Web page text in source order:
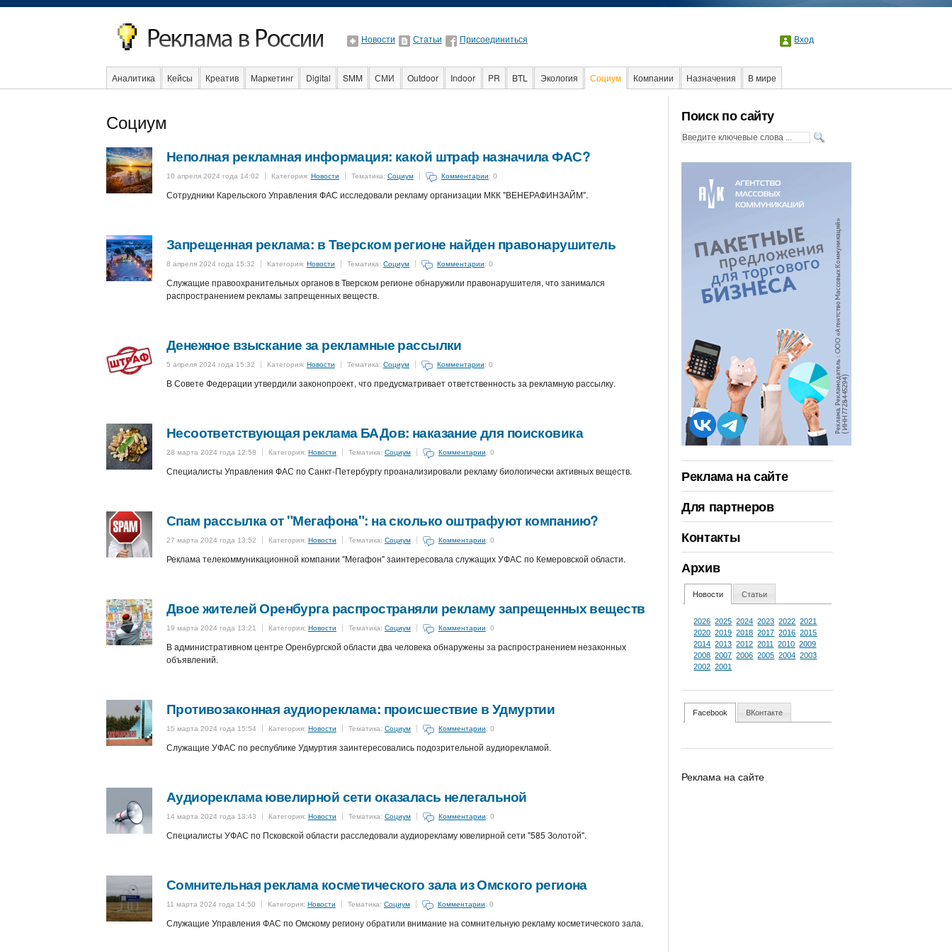
Новости Статьи Присоединиться Вход
Аналитика Кейсы Креатив Маркетинг Digital SMM СМИ Outdoor Indoor PR BTL Экология Социум Компании Назначения
В мире
Образование
Стартапы
Факты Поиск по сайту
Реклама на сайте
Для партнеров
Контакты
Архив
Новости Статьи
2026 2025 2024 2023 2022 2021
2020 2019 2018 2017 2016 2015
2014 2013 2012 2011 2010 2009
2008 2007 2006 2005 2004 2003
2002 2001
Facebook ВКонтакте
Реклама на сайте
Социум
Неполная рекламная информация: какой штраф назначила ФАС?
10 апреля 2024 года 14:02 Категория: Новости Тематика: Социум Комментарии: 0
Сотрудники Карельского Управления ФАС исследовали рекламу организации МКК "ВЕНЕРАФИНЗАЙМ".
Запрещенная реклама: в Тверском регионе найден правонарушитель
8 апреля 2024 года 15:32 Категория: Новости Тематика: Социум Комментарии: 0
Служащие правоохранительных органов в Тверском регионе обнаружили правонарушителя, что занимался
распространением рекламы запрещенных веществ.
Денежное взыскание за рекламные рассылки
5 апреля 2024 года 15:32 Категория: Новости Тематика: Социум Комментарии: 0
В Совете Федерации утвердили законопроект, что предусматривает ответственность за рекламную рассылку.
Несоответствующая реклама БАДов: наказание для поисковика
28 марта 2024 года 12:58 Категория: Новости Тематика: Социум Комментарии: 0
Специалисты Управления ФАС по Санкт-Петербургу проанализировали рекламу биологически активных веществ.
Спам рассылка от "Мегафона": на сколько оштрафуют компанию?
27 марта 2024 года 13:52 Категория: Новости Тематика: Социум Комментарии: 0
Реклама телекоммуникационной компании "Мегафон" заинтересовала служащих УФАС по Кемеровской области.
Двое жителей Оренбурга распространяли рекламу запрещенных веществ
19 марта 2024 года 13:21 Категория: Новости Тематика: Социум Комментарии: 0
В административном центре Оренбургской области два человека обнаружены за распространением незаконных
объявлений.
Противозаконная аудиореклама: происшествие в Удмуртии
15 марта 2024 года 15:54 Категория: Новости Тематика: Социум Комментарии: 0
Служащие УФАС по республике Удмуртия заинтересовались подозрительной аудиорекламой.
Аудиореклама ювелирной сети оказалась нелегальной
14 марта 2024 года 13:43 Категория: Новости Тематика: Социум Комментарии: 0
Специалисты УФАС по Псковской области расследовали аудиорекламу ювелирной сети "585 Золотой".
Сомнительная реклама косметического зала из Омского региона
11 марта 2024 года 14:50 Категория: Новости Тематика: Социум Комментарии: 0
Служащие Управления ФАС по Омскому региону обратили внимание на сомнительную рекламу косметического зала.